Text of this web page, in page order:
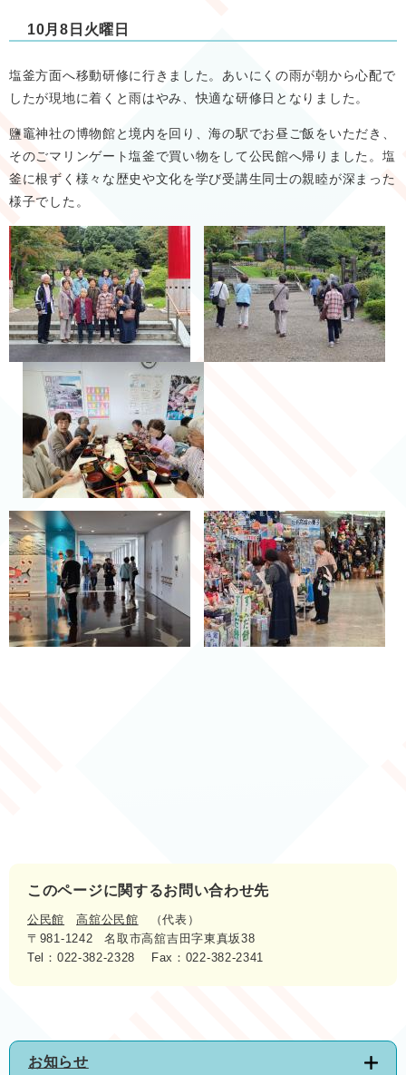
10月8日火曜日​
塩釜方面へ移動研修に行きました。あいにくの雨が朝から心配で
したが現地に着くと雨はやみ、快適な研修日となりました。
鹽竈神社の博物館と境内を回り、海の駅でお昼ご飯をいただき、
そのごマリンゲート塩釜で買い物をして公民館へ帰りました。塩
釜に根ずく様々な歴史や文化を学び受講生同士の親睦が深まった
様子でした。
このページに関するお問い合わせ先
公民館 高舘公民館
代表
〒981-1242
名取市高舘吉田字東真坂38
Tel：022-382-2328
Fax：022-382-2341
お知らせ